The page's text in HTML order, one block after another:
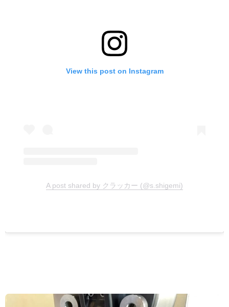
View this post on Instagram
A post shared by クラッカー (@s.shigemi)